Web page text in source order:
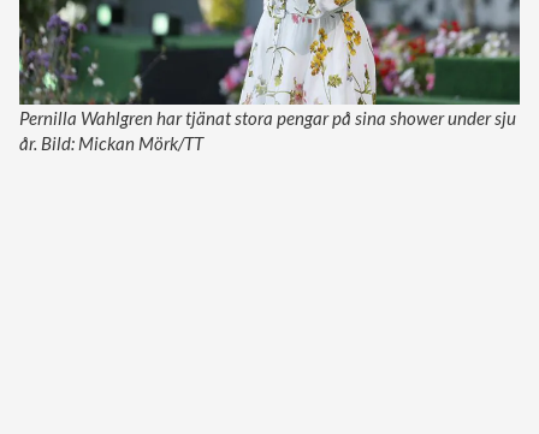
Pernilla Wahlgren har tjänat stora pengar på sina shower under sju
år. Bild: Mickan Mörk/TT